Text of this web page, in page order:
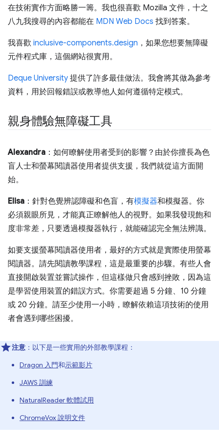
在技術實作方面略勝一籌。我也很喜歡 Mozilla 文件，十之
八九我搜尋的內容都能在 MDN Web Docs 找到答案。
我喜歡 inclusive-components.design ，如果您想要無障礙
元件程式庫，這個網站很實用。
Deque University 提供了許多最佳做法。我會將其做為參考
資料，用於回報錯誤或教導他人如何遵循特定模式。
親身體驗無障礙工具
Alexandra ：如何瞭解使用者受到的影響？由於你擅長為色
盲人士和螢幕閱讀器使用者提供支援，我們就從這方面開
始。
Elisa ：針對色覺辨認障礙和色盲，有模擬器和模擬器。你
必須親眼所見，才能真正瞭解他人的視野。如果我發現飽和
度非常差，只要透過模擬器執行，就能確認完全無法辨識。
如要支援螢幕閱讀器使用者，最好的方式就是實際使用螢幕
閱讀器。請先閱讀教學課程，這是最重要的步驟。有些人會
直接開啟裝置並嘗試操作，但這樣做只會感到挫敗，因為這
是學習使用裝置的錯誤方式。你需要超過 5 分鐘、10 分鐘
或 20 分鐘。請至少使用一小時，瞭解依賴這項技術的使用
者會遇到哪些困擾。
注意 ：以下是一些實用的外部教學課程：
Dragon 入門和示範影片
JAWS 訓練
NaturalReader 軟體試用
ChromeVox 說明文件